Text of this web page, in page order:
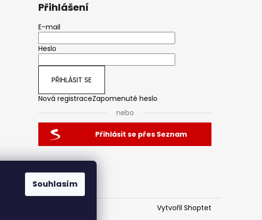
Souhlasím
Přihlášení
E-mail
Heslo
PŘIHLÁSIT SE
Nová registraceZapomenuté heslo
nebo
Přihlásit se přes Seznam
Vytvořil Shoptet